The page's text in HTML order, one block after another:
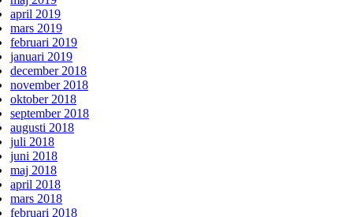
april 2019
mars 2019
februari 2019
januari 2019
december 2018
november 2018
oktober 2018
september 2018
augusti 2018
juli 2018
juni 2018
maj 2018
april 2018
mars 2018
februari 2018